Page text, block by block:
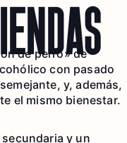
de perro» de
con pasado
y, además,
el mismo bienestar.
y un